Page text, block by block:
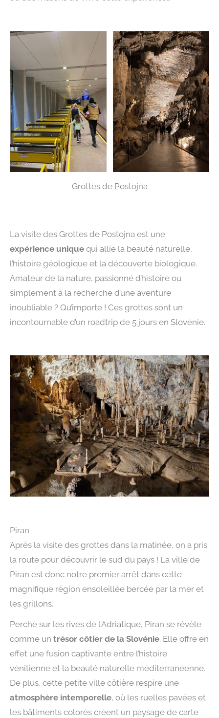
Grottes de Postojna
La visite des Grottes de Postojna est une
expérience unique qui allie la beauté naturelle,
l’histoire géologique et la découverte biologique.
Amateur de la nature, passionné d’histoire ou
simplement à la recherche d’une aventure
inoubliable ? Qu’importe ! Ces grottes sont un
incontournable d’un roadtrip de 5 jours en Slovénie.
Piran
Après la visite des grottes dans la matinée, on a pris
la route pour découvrir le sud du pays ! La ville de
Piran est donc notre premier arrêt dans cette
magnifique région ensoleillée bercée par la mer et
les grillons.
Perché sur les rives de l’Adriatique, Piran se révèle
comme un trésor côtier de la Slovénie. Elle offre en
effet une fusion captivante entre l’histoire
vénitienne et la beauté naturelle méditerranéenne.
De plus, cette petite ville côtière respire une
atmosphère intemporelle, où les ruelles pavées et
les bâtiments colorés créent un paysage de carte